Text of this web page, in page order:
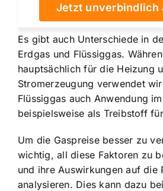
Jetzt unverbindlich
Es gibt auch Unterschiede in
Erdgas und Flüssiggas.
hauptsächlich für die Heizung
Stromerzeugung verwendet
Flüssiggas auch Anwendung
beispielsweise als Treibstoff
Um die Gaspreise besser zu
wichtig, all diese Faktoren zu
und ihre Auswirkungen auf die
analysieren. Dies kann dazu